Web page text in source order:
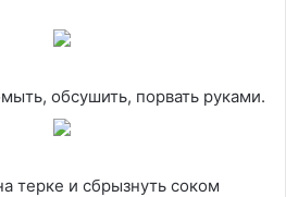
обсушить, порвать руками.
терке и сбрызнуть соком